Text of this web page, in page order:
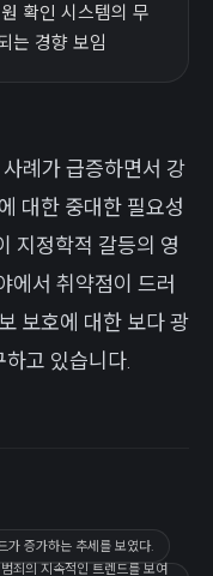
확인 시스템의 무
는 경향 보임
례가 급증하면서 강
대한 중대한 필요성
지정학적 갈등의 영
에서 취약점이 드러
보호에 대한 보다 광
고 있습니다.
증가하는 추세를 보였다.
죄의 지속적인 트렌드를 보여